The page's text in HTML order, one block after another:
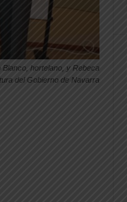
hortelano, y Rebeca
del Gobierno de Navarra